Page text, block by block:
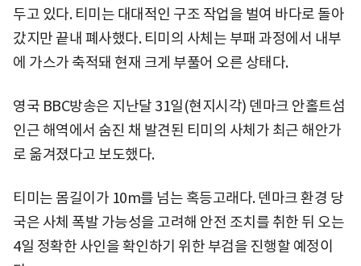
두고 있다. 티미는 대대적인 구조 작업을 벌여 바다로 돌아
갔지만 끝내 폐사했다. 티미의 사체는 부패 과정에서 내부
에 가스가 축적돼 현재 크게 부풀어 오른 상태다.
영국 BBC방송은 지난달 31일(현지시각) 덴마크 안홀트섬
인근 해역에서 숨진 채 발견된 티미의 사체가 최근 해안가
로 옮겨졌다고 보도했다.
티미는 몸길이가 10m를 넘는 혹등고래다. 덴마크 환경 당
국은 사체 폭발 가능성을 고려해 안전 조치를 취한 뒤 오는
4일 정확한 사인을 확인하기 위한 부검을 진행할 예정이